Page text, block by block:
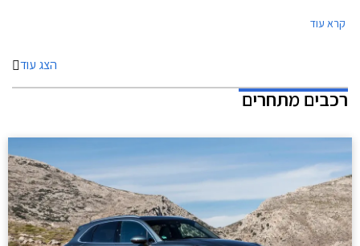
קרא עוד
הצג עוד
רכבים מתחרים